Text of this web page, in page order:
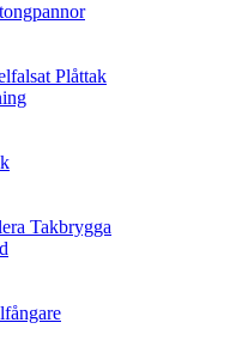
Plåttak
Takbrygga